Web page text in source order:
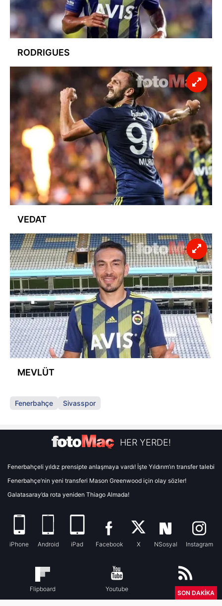
RODRIGUES
VEDAT
MEVLÜT
Fenerbahçe Sivasspor
HER YERDE!
Fenerbahçeli yıldız prensipte anlaşmaya vardı! İşte Yıldırım’ın transfer talebi
Fenerbahçe’nin yeni transferi Mason Greenwood için olay sözler!
Galatasaray’da rota yeniden Thiago Almada!
iPhone Android iPad Facebook X NSosyal Instagram
Flipboard Youtube RSS
SON DAKİKA